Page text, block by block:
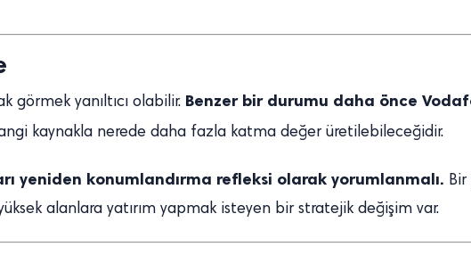
görmek yanıltıcı olabilir. Benzer bir durumu daha önce
kaynakla nerede daha fazla katma değer üretilebileceğidir.
yeniden konumlandırma refleksi olarak yorumlanmalı.
alanlara yatırım yapmak isteyen bir stratejik değişim var.